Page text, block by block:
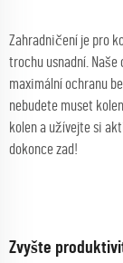
Zahradničení je pro
trochu usnadní.
maximální ochranu
nebudete muset
kolen a užívejte si
dokonce zad!
Zvyšte